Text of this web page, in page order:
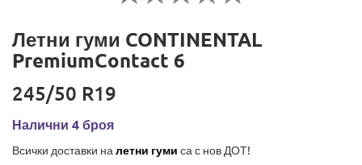
Летни гуми CONTINENTAL
PremiumContact 6
245/50 R19
Налични 4 броя
Всички доставки на летни гуми са с нов ДОТ!